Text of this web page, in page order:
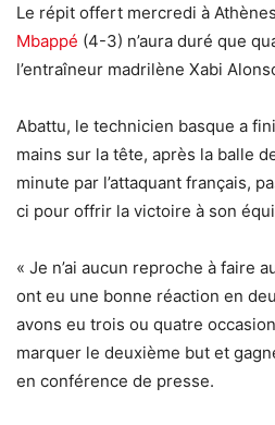
Le répit offert mercredi à
Mbappé (4-3) n’aura duré que
l’entraîneur madrilène Xabi
Abattu, le technicien basque a
mains sur la tête, après la balle
minute par l’attaquant français,
ci pour offrir la victoire à son
« Je n’ai aucun reproche à faire
ont eu une bonne réaction en
avons eu trois ou quatre
marquer le deuxième but et
en conférence de presse.